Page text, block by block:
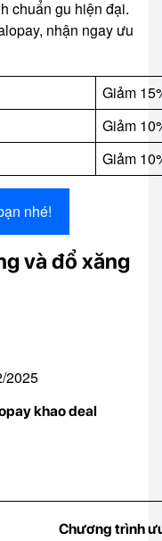
chuẩn gu hiện đại.
nhận ngay ưu
Giảm
Giảm
Giảm
nhé!
và đổ xăng
2025
khao deal
Chương trình